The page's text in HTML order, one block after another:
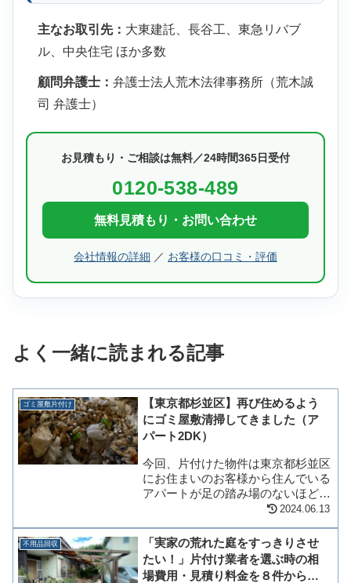
主なお取引先： 大東建託、長谷工、東急リバブ
ル、中央住宅 ほか多数
顧問弁護士： 弁護士法人荒木法律事務所（荒木誠
司 弁護士）
お見積もり・ご相談は無料／24時間365日受付
0120-538-489
無料見積もり・お問い合わせ
会社情報の詳細 ／ お客様の口コミ・評価
よく一緒に読まれる記事
ゴミ屋敷片付け
【東京都杉並区】再び住めるよう
にゴミ屋敷清掃してきました（ア
パート2DK）
今回、片付けた物件は東京都杉並区
にお住まいのお客様から住んでいる
アパートが足の踏み場のないほどゴ
ミで埋もれてしまっているんだけ
ますか？結構な量があるし、自分で
はちょっと無理なので、どのくらい
の金額でできるか見...
2024.06.13
不用品回収
「実家の荒れた庭をすっきりさせ
たい！」片付け業者を選ぶ時の相
場費用・見積り料金を８件から比